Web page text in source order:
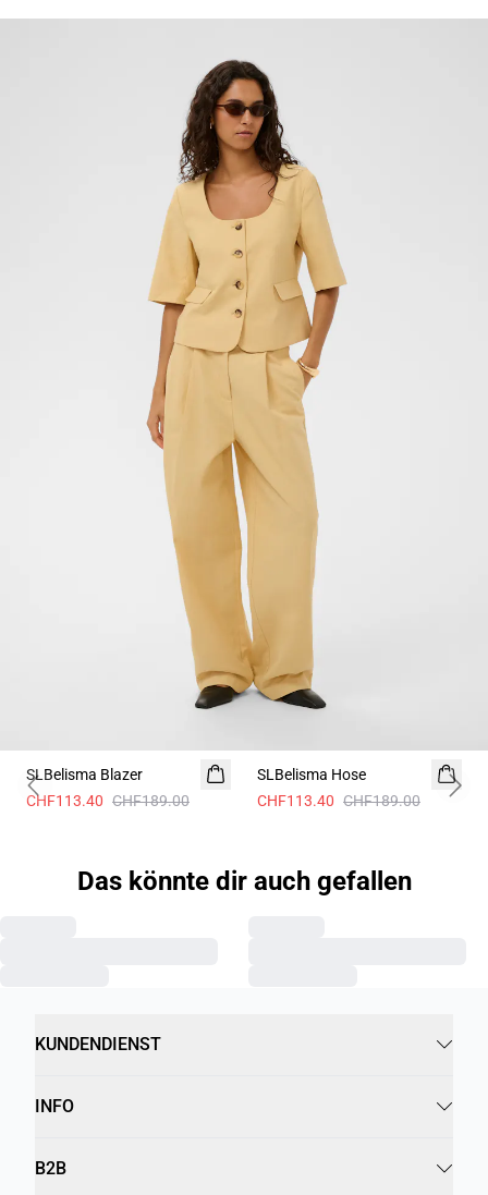
SLBelisma Blazer
CHF113.40 CHF189.00
SLBelisma Hose
CHF113.40 CHF189.00
Previous slide Next
Das könnte dir auch gefallen
KUNDENDIENST
INFO
B2B